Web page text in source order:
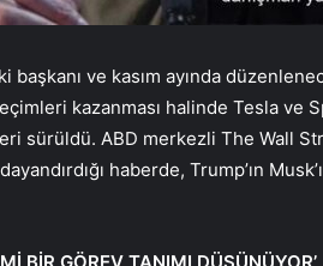
başkanı ve kasım ayında
kazanması halinde Tesla ve
sürüldü. ABD merkezli The Wall
haberde, Trump’ın